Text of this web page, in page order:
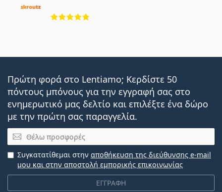
Πρώτη φορά στο Lentiamo; Κερδίστε 50
πόντους μπόνους για την εγγραφή σας στο
ενημερωτικό μας δελτίο και επιλέξτε ένα δώρο
με την πρώτη σας παραγγελία.
Email
ΕΓΓΡΑΦΗ
Συγκατατίθεμαι στην αποθήκευση της διεύθυνσης e-mail
μου και στην αποστολή εμπορικής επικοινωνίας